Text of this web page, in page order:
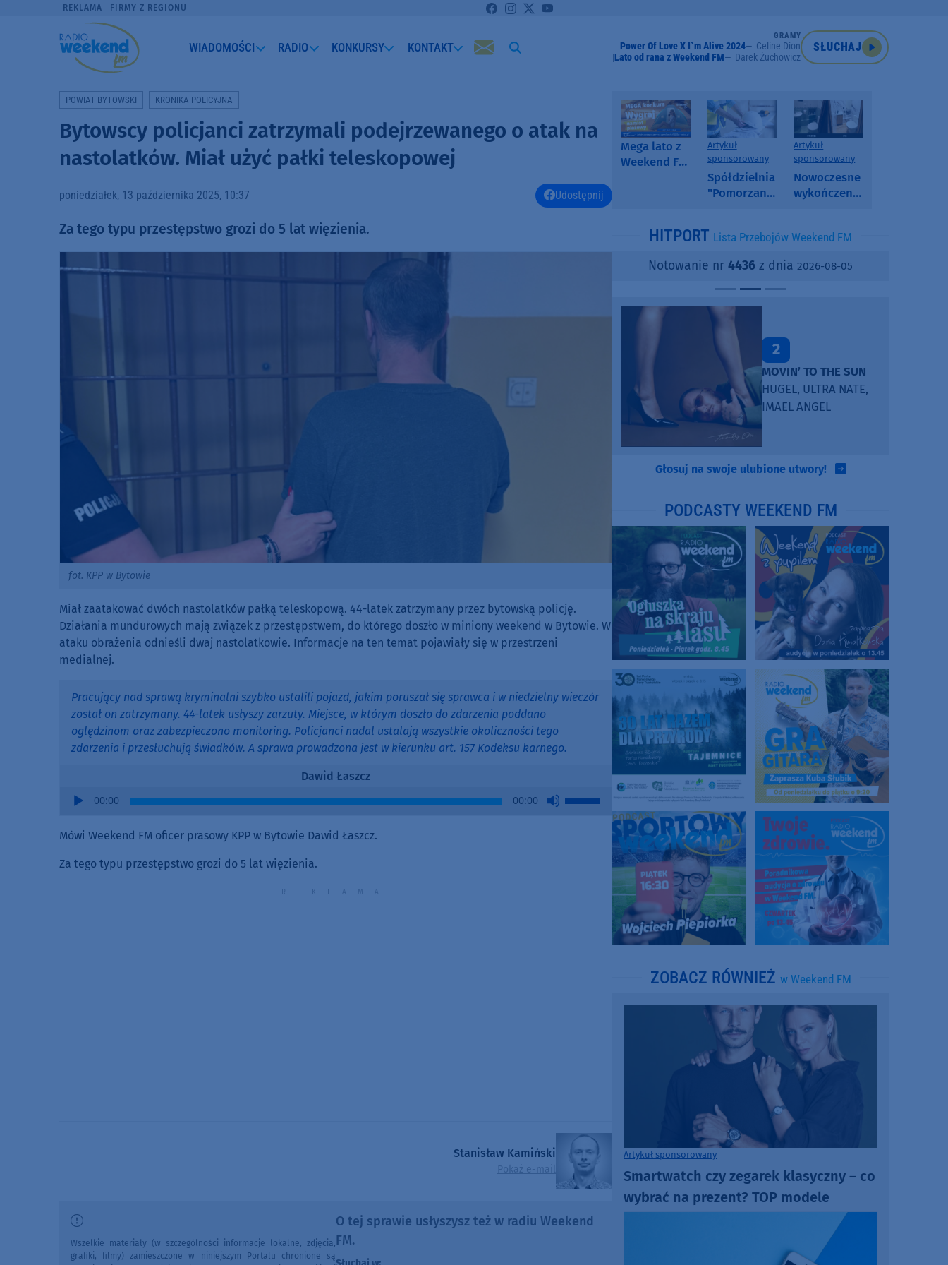
REKLAMA FIRMY Z REGIONU
WIADOMOŚCI RADIO KONKURSY KONTAKT
GRAMY
Power Of Love X I`m Alive 2024
Celine Dion
Lato od rana z Weekend FM
Darek Żuchowicz
SŁUCHAJ
POWIAT BYTOWSKI KRONIKA POLICYJNA
Bytowscy policjanci zatrzymali podejrzewanego o atak na
nastolatków. Miał użyć pałki teleskopowej
poniedziałek, 13 października 2025, 10:37 Udostępnij
Za tego typu przestępstwo grozi do 5 lat więzienia.
fot. KPP w Bytowie
Miał zaatakować dwóch nastolatków pałką teleskopową. 44-latek zatrzymany przez bytowską policję.
Działania mundurowych mają związek z przestępstwem, do którego doszło w miniony weekend w Bytowie. W
ataku obrażenia odnieśli dwaj nastolatkowie. Informacje na ten temat pojawiały się w przestrzeni
medialnej.
Pracujący nad sprawą kryminalni szybko ustalili pojazd, jakim poruszał się sprawca i w niedzielny wieczór
został on zatrzymany. 44-latek usłyszy zarzuty. Miejsce, w którym doszło do zdarzenia poddano
oględzinom oraz zabezpieczono monitoring. Policjanci nadal ustalają wszystkie okoliczności tego
zdarzenia i przesłuchują świadków. A sprawa prowadzona jest w kierunku art. 157 Kodeksu karnego.
Dawid Łaszcz
Audio
00:00 00:00
Use
Up/Down
Mówi Weekend FM oficer prasowy KPP w Bytowie Dawid Łaszcz.
Za tego typu przestępstwo grozi do 5 lat więzienia.
Stanisław Kamiński
Pokaż e-mail
O tej sprawie usłyszysz też w radiu Weekend
FM.
Wszelkie materiały (w szczególności informacje lokalne, zdjęcia,
grafiki, filmy) zamieszczone w niniejszym Portalu chronione są
Mega lato z
Weekend FM
Artykuł
sponsorowany
Spółdzielnia
"Pomorzanka"
informuje o
i ofertach
najmu
Artykuł
sponsorowany
Nowoczesne
wykończenia
SPC, WPC i
kamienny
HITPORT Lista Przebojów Weekend FM
Notowanie nr 4436 z dnia 2026-08-05
2
MOVIN’ TO THE SUN
HUGEL, ULTRA NATE,
IMAEL ANGEL
Głosuj na swoje ulubione utwory!
PODCASTY WEEKEND FM
ZOBACZ RÓWNIEŻ w Weekend FM
Artykuł sponsorowany
Smartwatch czy zegarek klasyczny – co
wybrać na prezent? TOP modele